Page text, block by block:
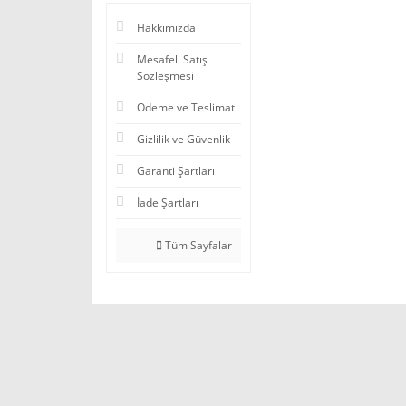
Hakkımızda
Mesafeli Satış
Sözleşmesi
Ödeme ve Teslimat
Gizlilik ve Güvenlik
Garanti Şartları
İade Şartları
Tüm Sayfalar